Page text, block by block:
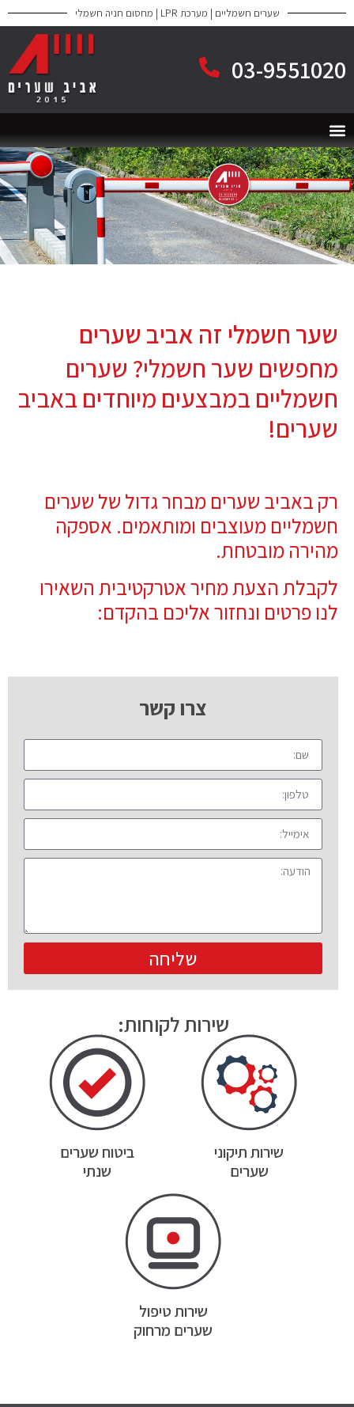
שערים חשמליים | מערכת LPR | מחסום חניה חשמלי
03-9551020
צרו קשר
שליחה
שירות לקוחות:
שירות תיקוני
שערים
ביטוח שערים
שנתי
שירות טיפול
שערים מרחוק
שער חשמלי זה אביב שערים
מחפשים שער חשמלי? שערים
חשמליים במבצעים מיוחדים באביב
שערים!
רק באביב שערים מבחר גדול של שערים
חשמליים מעוצבים ומותאמים. אספקה
מהירה מובטחת.
לקבלת הצעת מחיר אטרקטיבית השאירו
לנו פרטים ונחזור אליכם בהקדם: